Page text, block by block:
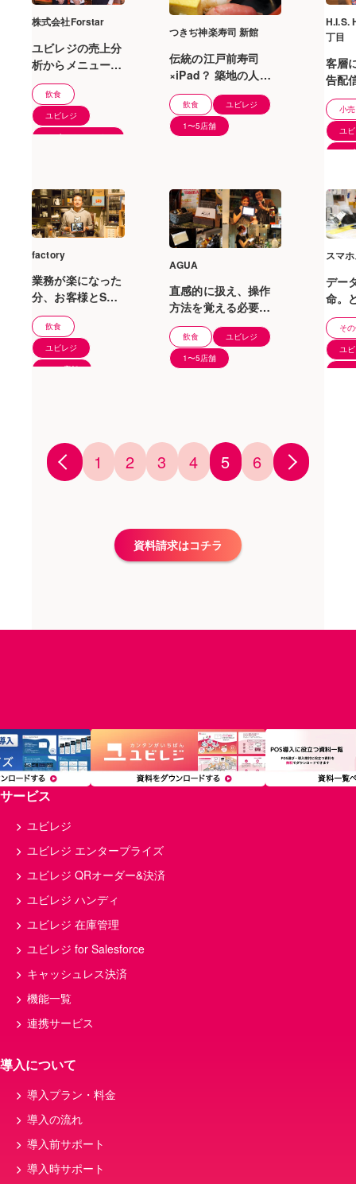
株式会社Forstar
ユビレジの売上分
析からメニューを
日々改善していま
す。飲食
ユビレジ
ユビレジ ハンディ
つきぢ神楽寿司 新館
伝統の江戸前寿司
×iPad？ 築地の人気
店を支えるタブレッ
トPOSレジ「ユビレ
ジ」の秘密
飲食
ユビレジ
1〜5店舗
H.I.S.
丁目
客層
告配
行い
舗運
した
小売
ユ
ユ
factory
業務が楽になった
分、お客様とSNS
上でコミュニケー
ションが増え、集
客に繋がっていま
す。
飲食
ユビレジ
1〜5店舗
AGUA
直感的に扱え、操作
方法を覚える必要が
ありません
飲食
ユビレジ
1〜5店舗
スマ
デー
命。
売上
は非
そ
ユ
6〜
1 2 3 4 5 6
資料請求はコチラ
サービス
ユビレジ
ユビレジ エンタープライズ
ユビレジ QRオーダー&決済
ユビレジ ハンディ
ユビレジ 在庫管理
ユビレジ for Salesforce
キャッシュレス決済
機能一覧
連携サービス
導入について
導入プラン・料金
導入の流れ
導入前サポート
導入時サポート